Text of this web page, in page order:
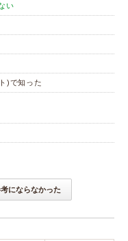
い
)で知った
にならなかった